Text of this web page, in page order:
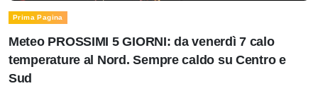
Prima Pagina
Meteo PROSSIMI 5 GIORNI: da venerdì 7 calo
temperature al Nord. Sempre caldo su Centro e
Sud